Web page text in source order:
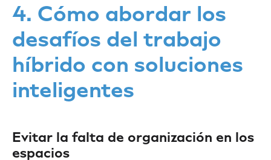
4. Cómo abordar los
desafíos del trabajo
híbrido con soluciones
inteligentes
Evitar la falta de organización en los
espacios